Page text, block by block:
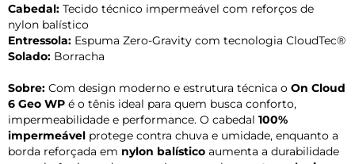
Cabedal: Tecido técnico impermeável com reforços de
nylon balístico
Entressola: Espuma Zero-Gravity com tecnologia CloudTec®
Solado: Borracha
Sobre: Com design moderno e estrutura técnica o On Cloud
6 Geo WP é o tênis ideal para quem busca conforto,
impermeabilidade e performance. O cabedal 100%
impermeável protege contra chuva e umidade, enquanto a
borda reforçada em nylon balístico aumenta a durabilidade